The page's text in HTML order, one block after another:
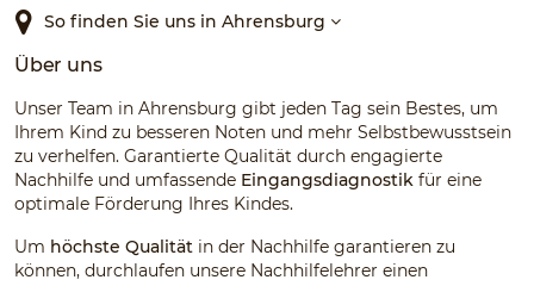
Schulphasen wächst dann der Druck. Genau hier setzen wir
an.
Vertrauen in die eigenen Fähigkeiten zu entwickeln und
Schritt für Schritt zurück zu mehr Lernerfolg zu finden –
vorzugsweise bei uns vor Ort in Ahrensburg oder flexibel im
Online-Unterricht.
Im Zentrum steht dabei eine individuelle Förderung: Mithilfe
unserer Eingangsdiagnostik erfassen unsere qualifizierten
Nachhilfelehrer/-innen den aktuellen Leistungsstand und
So finden Sie uns in Ahrensburg
Über uns
Unser Team in Ahrensburg gibt jeden Tag sein Bestes, um
Ihrem Kind zu besseren Noten und mehr Selbstbewusstsein
zu verhelfen. Garantierte Qualität durch engagierte
Nachhilfe und umfassende Eingangsdiagnostik für eine
optimale Förderung Ihres Kindes.
Um höchste Qualität in der Nachhilfe garantieren zu
können, durchlaufen unsere Nachhilfelehrer einen